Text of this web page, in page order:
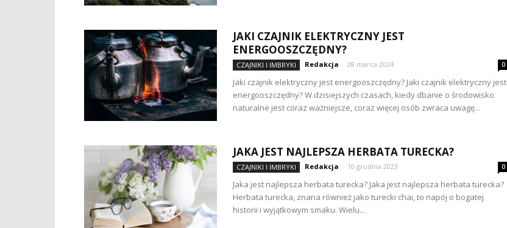
JAKI CZAJNIK ELEKTRYCZNY JEST
ENERGOOSZCZĘDNY?
CZAJNIKI I IMBRYKI Redakcja - 28 marca 2024 0
Jaki czajnik elektryczny jest energooszczędny? Jaki czajnik elektryczny jest
energooszczędny? W dzisiejszych czasach, kiedy dbanie o środowisko
naturalne jest coraz ważniejsze, coraz więcej osób zwraca uwagę...
JAKA JEST NAJLEPSZA HERBATA TURECKA?
CZAJNIKI I IMBRYKI Redakcja - 10 grudnia 2023 0
Jaka jest najlepsza herbata turecka? Jaka jest najlepsza herbata turecka?
Herbata turecka, znana również jako turecki chai, to napój o bogatej
historii i wyjątkowym smaku. Wielu...